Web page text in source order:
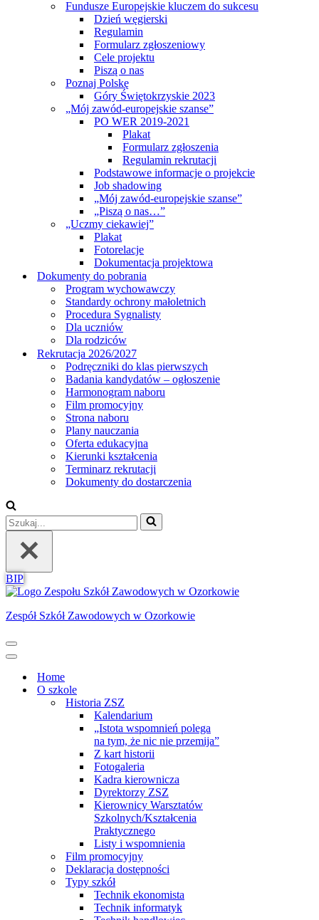
Fundusze Europejskie kluczem do sukcesu
Dzień węgierski
Regulamin
Formularz zgłoszeniowy
Cele projektu
Piszą o nas
Poznaj Polskę
Góry Świętokrzyskie 2023
„Mój zawód-europejskie szanse”
PO WER 2019-2021
Plakat
Formularz zgłoszenia
Regulamin rekrutacji
Podstawowe informacje o projekcie
Job shadowing
„Mój zawód-europejskie szanse”
„Piszą o nas…”
„Uczmy ciekawiej”
Plakat
Fotorelacje
Dokumentacja projektowa
Dokumenty do pobrania
Program wychowawczy
Standardy ochrony małoletnich
Procedura Sygnalisty
Dla uczniów
Dla rodziców
Rekrutacja 2026/2027
Podręczniki do klas pierwszych
Badania kandydatów – ogłoszenie
Harmonogram naboru
Film promocyjny
Strona naboru
Plany nauczania
Oferta edukacyjna
Kierunki kształcenia
Terminarz rekrutacji
Dokumenty do dostarczenia
Szukaj...
BIP
Zespół Szkół Zawodowych w Ozorkowie
Menu
nawigacji
Menu
nawigacjiHome
O szkole
Historia ZSZ
Kalendarium
„Istota wspomnień polega
na tym, że nic nie przemija”
Z kart historii
Fotogaleria
Kadra kierownicza
Dyrektorzy ZSZ
Kierownicy Warsztatów
Szkolnych/Kształcenia
Praktycznego
Listy i wspomnienia
Film promocyjny
Deklaracja dostępności
Typy szkół
Technik ekonomista
Technik informatyk